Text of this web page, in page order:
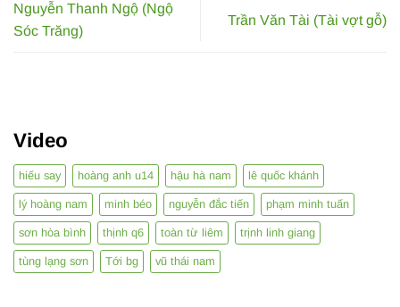
Nguyễn Thanh Ngộ (Ngộ
Sóc Trăng)
Trần Văn Tài (Tài vợt gỗ)
Video
hiếu say hoàng anh u14 hậu hà nam lê quốc khánh
lý hoàng nam minh béo nguyễn đắc tiến phạm minh tuấn
sơn hòa bình thịnh q6 toàn từ liêm trịnh linh giang
tùng lạng sơn Tới bg vũ thái nam